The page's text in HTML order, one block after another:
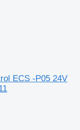
ECS -P05 24V